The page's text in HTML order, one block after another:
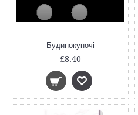
Будинокуночі
£8.40